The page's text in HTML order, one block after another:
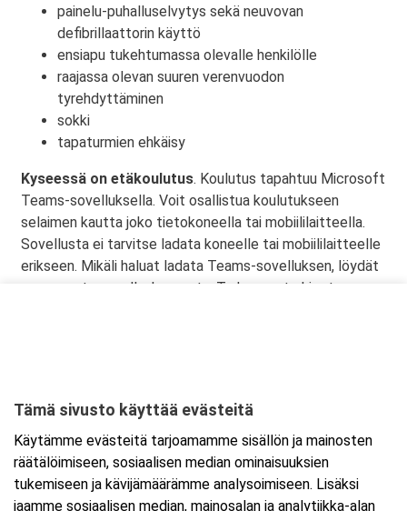
painelu-puhalluselvytys sekä neuvovan
defibrillaattorin käyttö
ensiapu tukehtumassa olevalle henkilölle
raajassa olevan suuren verenvuodon
tyrehdyttäminen
sokki
tapaturmien ehkäisy
Kyseessä on etäkoulutus. Koulutus tapahtuu Microsoft
Teams-sovelluksella. Voit osallistua koulutukseen
selaimen kautta joko tietokoneella tai mobiililaitteella.
Sovellusta ei tarvitse ladata koneelle tai mobiililaitteelle
erikseen. Mikäli haluat ladata Teams-sovelluksen, löydät
sen omasta sovelluskaupasta. Tarkemmat ohjeet
Ajankohta
Alkaa:16.11.2026 08:30
Päättyy:16.11.2026 11:45
Tämä sivusto käyttää evästeitä
Käytämme evästeitä tarjoamamme sisällön ja mainosten
räätälöimiseen, sosiaalisen median ominaisuuksien
tukemiseen ja kävijämäärämme analysoimiseen. Lisäksi
jaamme sosiaalisen median, mainosalan ja analytiikka-alan